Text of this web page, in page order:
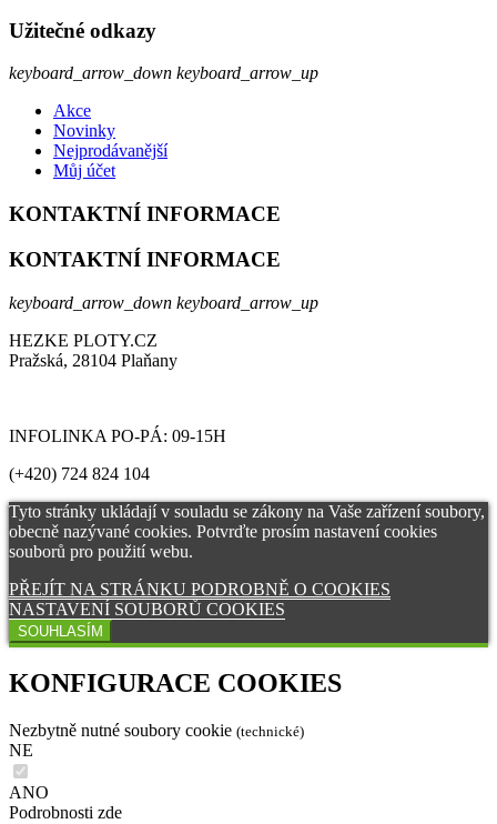
Užitečné odkazy
keyboard_arrow_down keyboard_arrow_up
Akce
Novinky
Nejprodávanější
Můj účet
KONTAKTNÍ INFORMACE
KONTAKTNÍ INFORMACE
keyboard_arrow_down keyboard_arrow_up
HEZKE PLOTY.CZ
Pražská, 28104 Plaňany
INFOLINKA PO-PÁ: 09-15H
(+420) 724 824 104
Tyto stránky ukládají v souladu se zákony na Vaše zařízení soubory,
obecně nazývané cookies. Potvrďte prosím nastavení cookies
souborů pro použití webu.
PŘEJÍT NA STRÁNKU PODROBNĚ O COOKIES
NASTAVENÍ SOUBORŮ COOKIES
SOUHLASÍM
KONFIGURACE COOKIES
Nezbytně nutné soubory cookie (technické)
NE
ANO
Podrobnosti zde